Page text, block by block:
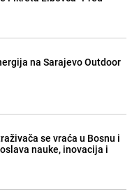
na Sarajevo Outdoor
se vraća u Bosnu i
nauke, inovacija i